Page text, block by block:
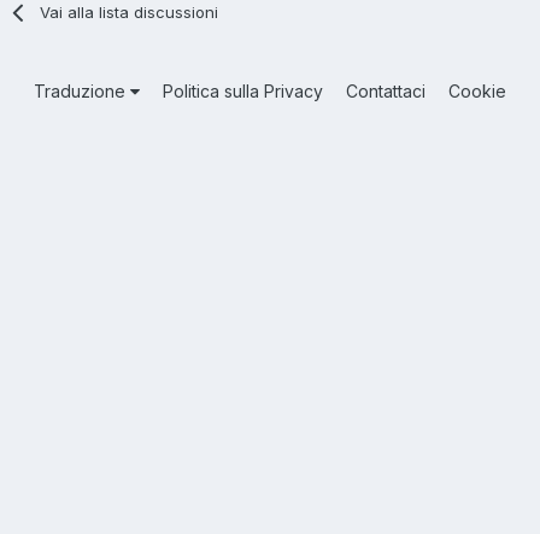
Vai alla lista discussioni
Traduzione Politica sulla Privacy Contattaci Cookie